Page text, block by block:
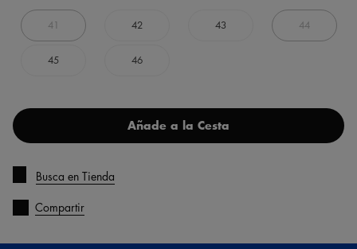
41 42 43 44
45 46
Añade a la Cesta
Busca en Tienda
Compartir